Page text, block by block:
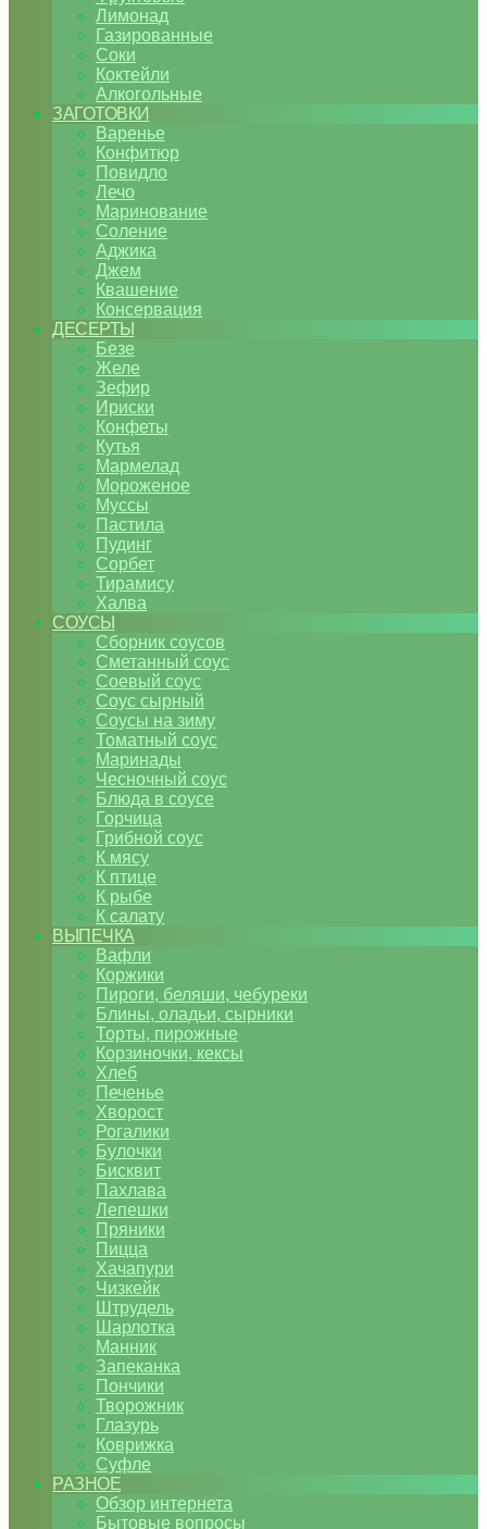
Лимонад
Газированные
Соки
Коктейли
Алкогольные
ЗАГОТОВКИ
Варенье
Конфитюр
Повидло
Лечо
Маринование
Соление
Аджика
Джем
Квашение
Консервация
ДЕСЕРТЫ
Безе
Желе
Зефир
Ириски
Конфеты
Кутья
Мармелад
Мороженое
Муссы
Пастила
Пудинг
Сорбет
Тирамису
Халва
СОУСЫ
Сборник соусов
Сметанный соус
Соевый соус
Соус сырный
Соусы на зиму
Томатный соус
Маринады
Чесночный соус
Блюда в соусе
Горчица
Грибной соус
К мясу
К птице
К рыбе
К салату
ВЫПЕЧКА
Вафли
Коржики
Пироги, беляши, чебуреки
Блины, оладьи, сырники
Торты, пирожные
Корзиночки, кексы
Хлеб
Печенье
Хворост
Рогалики
Булочки
Бисквит
Пахлава
Лепешки
Пряники
Пицца
Хачапури
Чизкейк
Штрудель
Шарлотка
Манник
Запеканка
Пончики
Творожник
Глазурь
Коврижка
Суфле
РАЗНОЕ
Обзор интернета
Бытовые вопросы